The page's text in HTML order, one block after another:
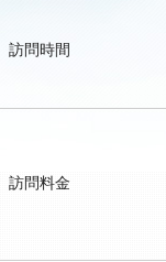
訪問時間
訪問料金